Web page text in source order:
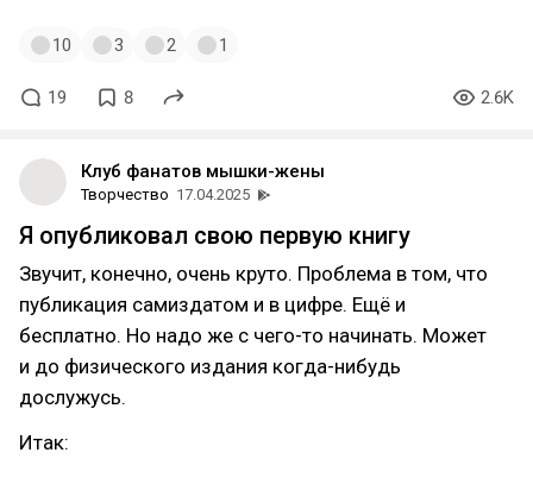
10 3 2 1
19 8 2.6K
Клуб фанатов мышки-жены
Творчество 17.04.2025
Я опубликовал свою первую книгу
Звучит, конечно, очень круто. Проблема в том, что
публикация самиздатом и в цифре. Ещё и
бесплатно. Но надо же с чего-то начинать. Может
и до физического издания когда-нибудь
дослужусь.
Итак: